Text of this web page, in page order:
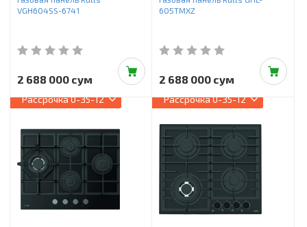
VGH604SS-6741
2 688 000 сум
605TMXZ
2 688 000 сум
Рассрочка0-35-12 Рассрочка0-35-12